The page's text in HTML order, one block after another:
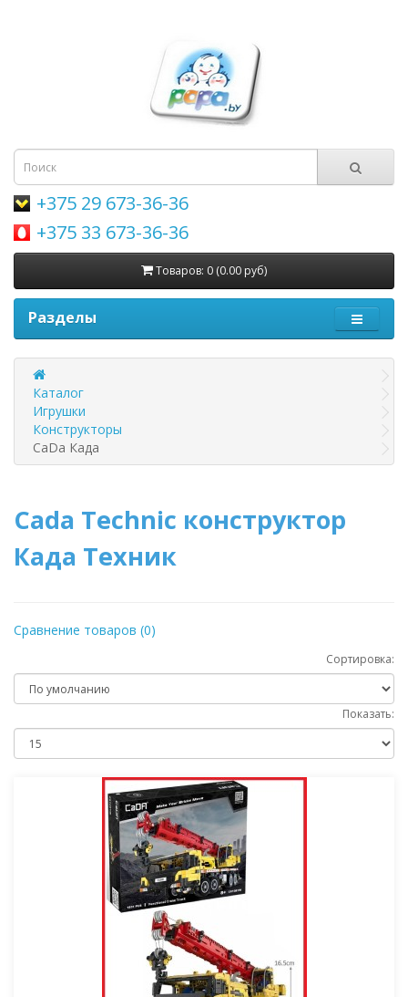
+375 29 673-36-36
+375 33 673-36-36
Товаров: 0 (0.00 руб)
Разделы
Каталог
Игрушки
Конструкторы
CaDa Када
Cada Technic конструктор
Када Техник
Сравнение товаров (0)
Сортировка:
Показать: